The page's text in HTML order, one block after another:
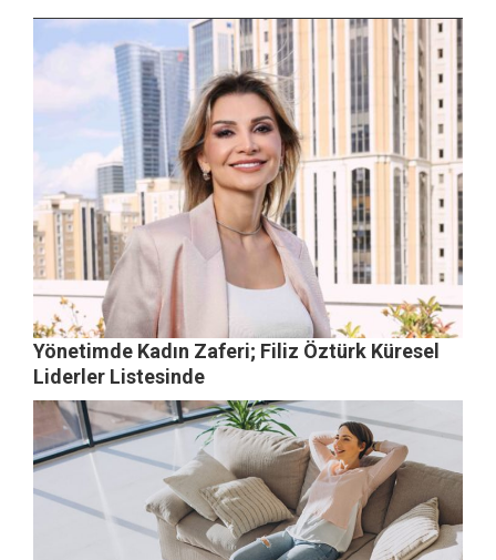
Yönetimde Kadın Zaferi; Filiz Öztürk Küresel
Liderler Listesinde